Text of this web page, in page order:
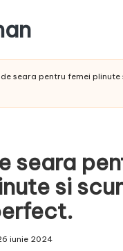
de seara pentru femei plinute
seara
si
iunie 2024